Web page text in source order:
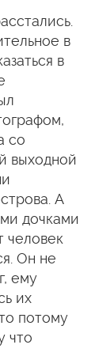
в
в
со
выходной
А
дочками
человек
Он не
ему
их
потому
что